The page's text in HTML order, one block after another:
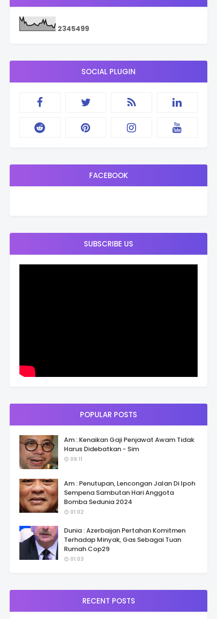
2345499
SOCIAL PLUGIN
FACEBOOK
SUBSCRIBE US
POPULAR POSTS
Am : Kenaikan Gaji Penjawat Awam Tidak
Harus Didebatkan - Sim
09:11
Am : Penutupan, Lencongan Jalan Di Ipoh
Sempena Sambutan Hari Anggota
Bomba Sedunia 2024
01:02
Dunia : Azerbaijan Pertahan Komitmen
Terhadap Minyak, Gas Sebagai Tuan
Rumah Cop29
01:03
RECENT POSTS